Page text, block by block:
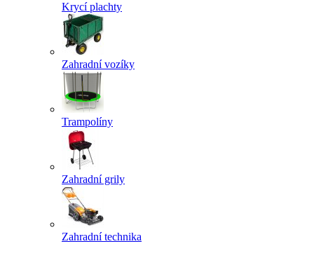
Krycí plachty
Zahradní vozíky
Trampolíny
Zahradní grily
Zahradní technika